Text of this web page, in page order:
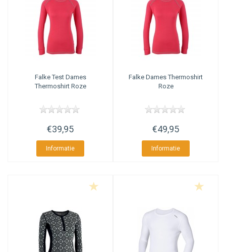
organische posities te behalen in zoekmachines.
AmaSEO Categorie overige aspecten
Naast de juiste categorie titel, een goede meta description en een tekst
categoriepagina (dan komen er teveel verschillende termen bij,
waardoor de focus zoek raakt).
FalkeTest Dames
Thermoshirt Roze
€39,95
Informatie
Falke Dames Thermoshirt
Roze
€49,95
Informatie